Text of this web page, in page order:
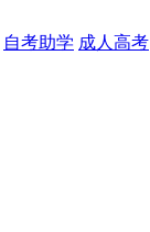
自考助学 成人高考